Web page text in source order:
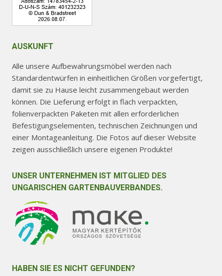
AUSKUNFT
Alle unsere Aufbewahrungsmöbel werden nach
Standardentwürfen in einheitlichen Größen vorgefertigt,
damit sie zu Hause leicht zusammengebaut werden
können. Die Lieferung erfolgt in flach verpackten,
folienverpackten Paketen mit allen erforderlichen
Befestigungselementen, technischen Zeichnungen und
einer Montageanleitung. Die Fotos auf dieser Website
zeigen ausschließlich unsere eigenen Produkte!
UNSER UNTERNEHMEN IST MITGLIED DES
UNGARISCHEN GARTENBAUVERBANDES.
HABEN SIE ES NICHT GEFUNDEN?